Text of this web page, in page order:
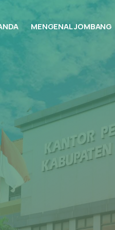
MENGENAL JOMBANG